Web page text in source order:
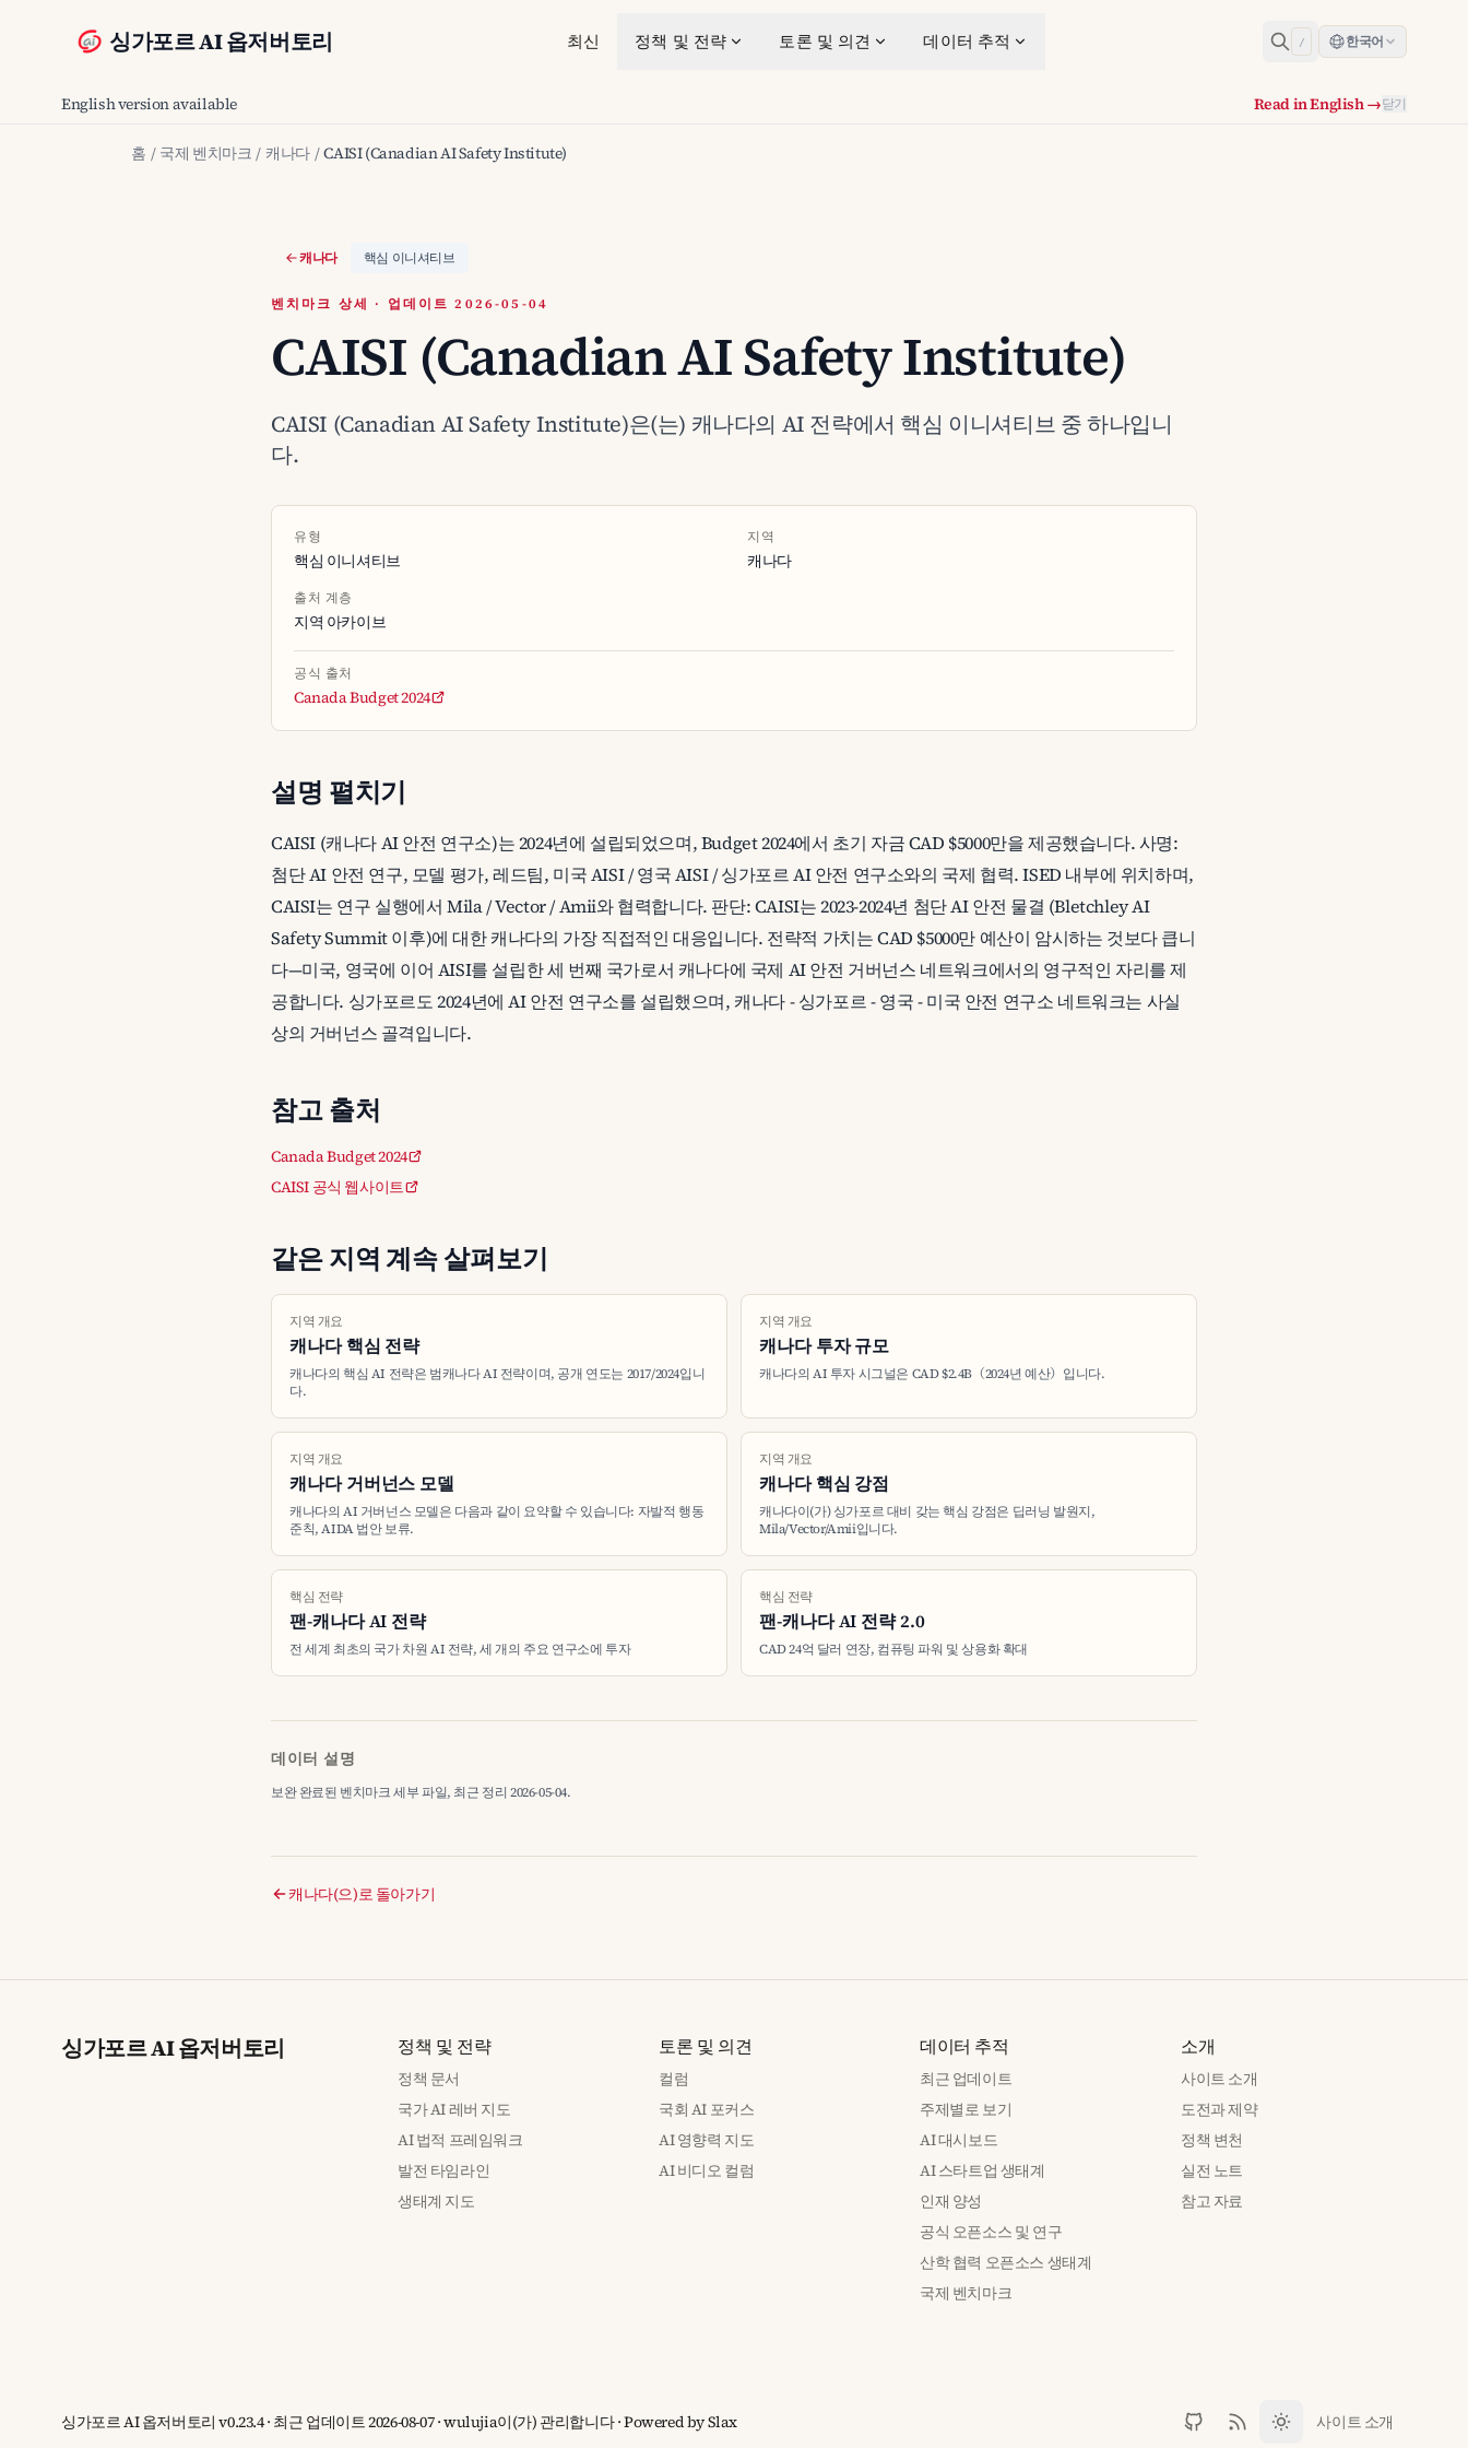
싱가포르 AI 옵저버토리 최신 정책 및 전략 토론 및 의견 데이터 추적 / 한국어
English version available Read in English →닫기
홈 / 국제 벤치마크 / 캐나다 / CAISI (Canadian AI Safety Institute)
캐나다 핵심 이니셔티브
벤치마크 상세 · 업데이트 2026-05-04
CAISI (Canadian AI Safety Institute)
CAISI (Canadian AI Safety Institute)은(는) 캐나다의 AI 전략에서 핵심 이니셔티브 중 하나입니
다.
유형
핵심 이니셔티브
지역
캐나다
출처 계층
지역 아카이브
공식 출처
Canada Budget 2024
설명 펼치기
CAISI (캐나다 AI 안전 연구소)는 2024년에 설립되었으며, Budget 2024에서 초기 자금 CAD $5000만을 제공했습니다. 사명:
첨단 AI 안전 연구, 모델 평가, 레드팀, 미국 AISI / 영국 AISI / 싱가포르 AI 안전 연구소와의 국제 협력. ISED 내부에 위치하며,
CAISI는 연구 실행에서 Mila / Vector / Amii와 협력합니다. 판단: CAISI는 2023-2024년 첨단 AI 안전 물결 (Bletchley AI
Safety Summit 이후)에 대한 캐나다의 가장 직접적인 대응입니다. 전략적 가치는 CAD $5000만 예산이 암시하는 것보다 큽니
다—미국, 영국에 이어 AISI를 설립한 세 번째 국가로서 캐나다에 국제 AI 안전 거버넌스 네트워크에서의 영구적인 자리를 제
공합니다. 싱가포르도 2024년에 AI 안전 연구소를 설립했으며, 캐나다 - 싱가포르 - 영국 - 미국 안전 연구소 네트워크는 사실
상의 거버넌스 골격입니다.
참고 출처
Canada Budget 2024
CAISI 공식 웹사이트
같은 지역 계속 살펴보기
지역 개요
캐나다 핵심 전략
캐나다의 핵심 AI 전략은 범캐나다 AI 전략이며, 공개 연도는 2017/2024입니
다.
지역 개요
캐나다 투자 규모
캐나다의 AI 투자 시그널은 CAD $2.4B（2024년 예산）입니다.
지역 개요
캐나다 거버넌스 모델
캐나다의 AI 거버넌스 모델은 다음과 같이 요약할 수 있습니다: 자발적 행동
준칙, AIDA 법안 보류.
지역 개요
캐나다 핵심 강점
캐나다이(가) 싱가포르 대비 갖는 핵심 강점은 딥러닝 발원지,
Mila/Vector/Amii입니다.
핵심 전략
팬-캐나다 AI 전략
전 세계 최초의 국가 차원 AI 전략, 세 개의 주요 연구소에 투자
핵심 전략
팬-캐나다 AI 전략 2.0
CAD 24억 달러 연장, 컴퓨팅 파워 및 상용화 확대
데이터 설명
보완 완료된 벤치마크 세부 파일, 최근 정리 2026-05-04.
캐나다(으)로 돌아가기
싱가포르 AI 옵저버토리 정책 및 전략
정책 문서
국가 AI 레버 지도
AI 법적 프레임워크
발전 타임라인
생태계 지도
토론 및 의견
컬럼
국회 AI 포커스
AI 영향력 지도
AI 비디오 컬럼
데이터 추적
최근 업데이트
주제별로 보기
AI 대시보드
AI 스타트업 생태계
인재 양성
공식 오픈소스 및 연구
산학 협력 오픈소스 생태계
국제 벤치마크
소개
사이트 소개
도전과 제약
정책 변천
실전 노트
참고 자료
사이트 소개
싱가포르 AI 옵저버토리 v0.23.4 · 최근 업데이트 2026-08-07 · wulujia이(가) 관리합니다· Powered bySlax